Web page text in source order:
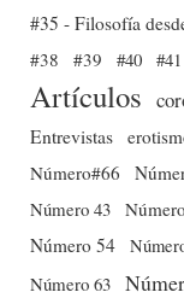
#35 - Filosofía
#38
#39 #40
Artículos
Entrevistas
Número#66
Número 43
Número 54
Número 63